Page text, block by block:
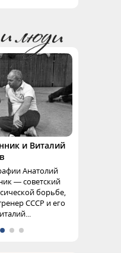
и Виталий
Анатолий
— советский
борьбе,
СССР и его